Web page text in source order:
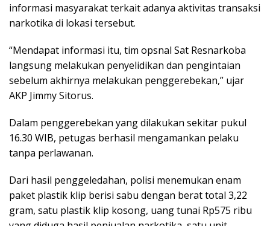
informasi masyarakat terkait adanya aktivitas transaksi
narkotika di lokasi tersebut.
“Mendapat informasi itu, tim opsnal Sat Resnarkoba
langsung melakukan penyelidikan dan pengintaian
sebelum akhirnya melakukan penggerebekan,” ujar
AKP Jimmy Sitorus.
Dalam penggerebekan yang dilakukan sekitar pukul
16.30 WIB, petugas berhasil mengamankan pelaku
tanpa perlawanan.
Dari hasil penggeledahan, polisi menemukan enam
paket plastik klip berisi sabu dengan berat total 3,22
gram, satu plastik klip kosong, uang tunai Rp575 ribu